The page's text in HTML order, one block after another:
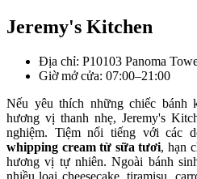
Jeremy's Kitchen
Địa chỉ: P10103 Panoma
Giờ mở cửa: 07:00–21:00
Nếu yêu thích những chiếc bánh
hương vị thanh nhẹ, Jeremy's
nghiệm. Tiệm nổi tiếng với các
whipping cream từ sữa tươi, hạn
hương vị tự nhiên. Ngoài bánh
nhiều loại cheesecake, tiramisu,